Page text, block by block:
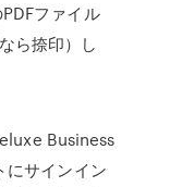
ファイル
ら捺印）し
Business
にサインイン